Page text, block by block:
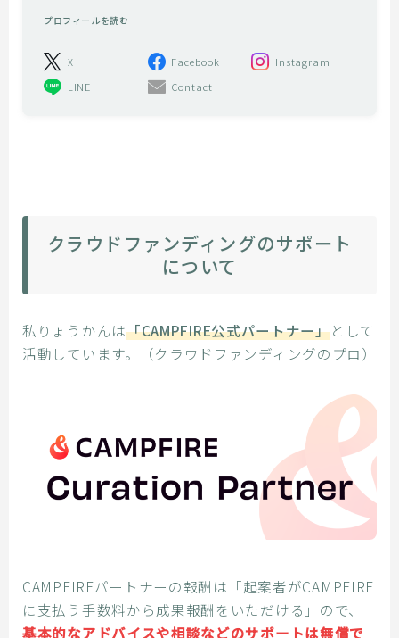
プロフィールを読む
X Facebook
Instagram
LINE
Contact
クラウドファンディングのサポート
について
私りょうかんは「CAMPFIRE公式パートナー」として
活動しています。（クラウドファンディングのプロ）
CAMPFIREパートナーの報酬は「起案者がCAMPFIRE
に支払う手数料から成果報酬をいただける」ので、
基本的なアドバイスや相談などのサポートは無償で